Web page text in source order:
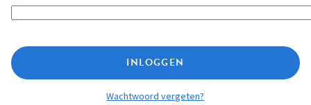
INLOGGEN
Wachtwoord vergeten?